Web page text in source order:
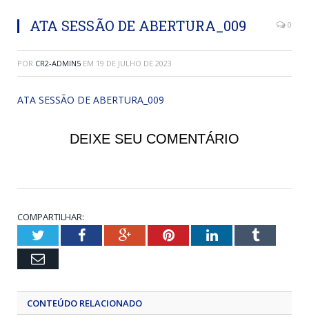
ATA SESSÃO DE ABERTURA_009 0
POR CR2-ADMIN5 EM 19 DE JULHO DE 2023
ATA SESSÃO DE ABERTURA_009
DEIXE SEU COMENTÁRIO
COMPARTILHAR:
TwitterFacebookGoogle+PinterestLinkedInTumblr
Email
CONTEÚDO RELACIONADO